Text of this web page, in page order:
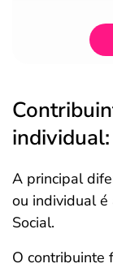
A principal
ou individual é
Social.
O contribuinte